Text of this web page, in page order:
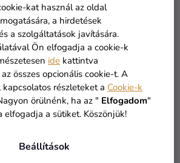
kat használ az oldal
a hirdetések
a szolgáltatások javítására.
Ön elfogadja a cookie-k
ide kattintva
összes opcionális cookie-t. A
részleteket a Cookie-k
örülnénk, ha az " Elfogadom"
a sütiket. Köszönjük!
Beállítások
x 40
30 x 40 cm